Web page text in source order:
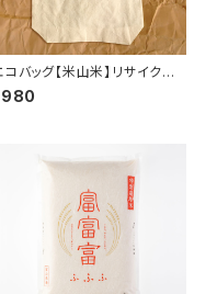
コバッグ【米山米】リサイクル
ットン100％